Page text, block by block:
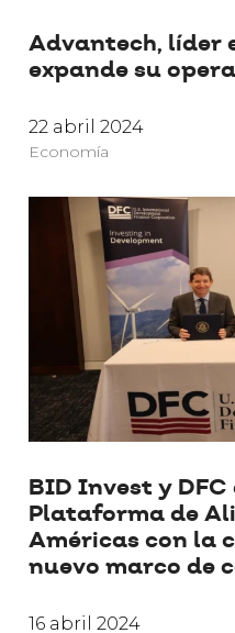
Advantech, líder
expande su
22 abril 2024
Economía
BID Invest y
Plataforma de
Américas con la
nuevo marco de
16 abril 2024